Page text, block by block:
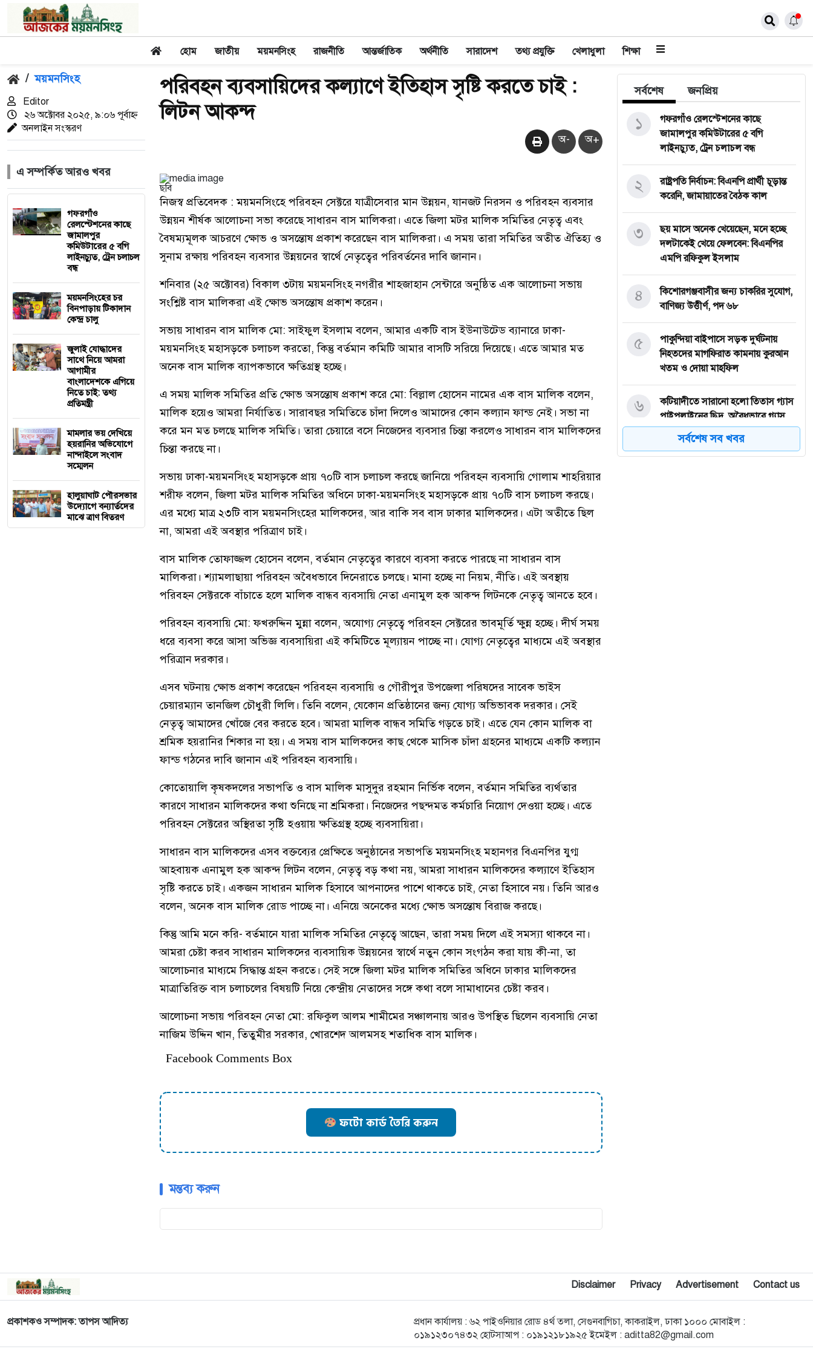
হোম জাতীয় ময়মনসিংহ রাজনীতি আন্তর্জাতিক অর্থনীতি সারাদেশ তথ্য প্রযুক্তি খেলাধুলা শিক্ষা
/ ময়মনসিংহ
Editor
২৬ অক্টোবর ২০২৫, ৯:০৬ পূর্বাহ্ন
অনলাইন সংস্করণ
এ সম্পর্কিত আরও খবর
গফরগাঁও
রেলস্টেশনের কাছে
জামালপুর
কমিউটারের ৫ বগি
লাইনচ্যুত, ট্রেন চলাচল
বন্ধ
ময়মনসিংহের চর
বিনপাড়ায় টিকাদান
কেন্দ্র চালু
জুলাই যোদ্ধাদের
সাথে নিয়ে আমরা
আগামীর
বাংলাদেশকে এগিয়ে
নিতে চাই: তথ্য
প্রতিমন্ত্রী
মামলার ভয় দেখিয়ে
হয়রানির অভিযোগে
নান্দাইলে সংবাদ
সম্মেলন
হালুয়াঘাট পৌরসভার
উদ্যোগে বন্যার্তদের
মাঝে ত্রাণ বিতরণ
পরিবহন ব্যবসায়িদের কল্যাণে ইতিহাস সৃষ্টি করতে চাই :
লিটন আকন্দ
অ- অ+
ছবি
নিজস্ব প্রতিবেদক : ময়মনসিংহে পরিবহন সেক্টরে যাত্রীসেবার মান উন্নয়ন, যানজট নিরসন ও পরিবহন ব্যবসার
উন্নয়ন শীর্ষক আলোচনা সভা করেছে সাধারন বাস মালিকরা। এতে জিলা মটর মালিক সমিতির নেতৃত্ব এবং
বৈষম্যমূলক আচরণে ক্ষোভ ও অসন্তোষ প্রকাশ করেছেন বাস মালিকরা। এ সময় তারা সমিতির অতীত ঐতিহ্য ও
সুনাম রক্ষায় পরিবহন ব্যবসার উন্নয়নের স্বার্থে নেতৃত্বের পরিবর্তনের দাবি জানান।
শনিবার (২৫ অক্টোবর) বিকাল ৩টায় ময়মনসিংহ নগরীর শাহজাহান সেন্টারে অনুষ্ঠিত এক আলোচনা সভায়
সংশ্লিষ্ট বাস মালিকরা এই ক্ষোভ অসন্তোষ প্রকাশ করেন।
সভায় সাধারন বাস মালিক মো: সাইফুল ইসলাম বলেন, আমার একটি বাস ইউনাউটেড ব্যানারে ঢাকা-
ময়মনসিংহ মহাসড়কে চলাচল করতো, কিন্তু বর্তমান কমিটি আমার বাসটি সরিয়ে দিয়েছে। এতে আমার মত
অনেক বাস মালিক ব্যাপকভাবে ক্ষতিগ্রস্থ হচ্ছে।
এ সময় মালিক সমিতির প্রতি ক্ষোভ অসন্তোষ প্রকাশ করে মো: বিল্লাল হোসেন নামের এক বাস মালিক বলেন,
মালিক হয়েও আমরা নির্যাতিত। সারাবছর সমিতিতে চাঁদা দিলেও আমাদের কোন কল্যান ফান্ড নেই। সভা না
করে মন মত চলছে মালিক সমিতি। তারা চেয়ারে বসে নিজেদের ব্যবসার চিন্তা করলেও সাধারন বাস মালিকদের
চিন্তা করছে না।
সভায় ঢাকা-ময়মনসিংহ মহাসড়কে প্রায় ৭০টি বাস চলাচল করছে জানিয়ে পরিবহন ব্যবসায়ি গোলাম শাহরিয়ার
শরীফ বলেন, জিলা মটর মালিক সমিতির অধিনে ঢাকা-ময়মনসিংহ মহাসড়কে প্রায় ৭০টি বাস চলাচল করছে।
এর মধ্যে মাত্র ২৩টি বাস ময়মনসিংহের মালিকদের, আর বাকি সব বাস ঢাকার মালিকদের। এটা অতীতে ছিল
না, আমরা এই অবস্থার পরিত্রাণ চাই।
বাস মালিক তোফাজ্জল হোসেন বলেন, বর্তমান নেতৃত্বের কারণে ব্যবসা করতে পারছে না সাধারন বাস
মালিকরা। শ্যামলাছায়া পরিবহন অবৈধভাবে দিনেরাতে চলছে। মানা হচ্ছে না নিয়ম, নীতি। এই অবস্থায়
পরিবহন সেক্টরকে বাঁচাতে হলে মালিক বান্ধব ব্যবসায়ি নেতা এনামুল হক আকন্দ লিটনকে নেতৃত্ব আনতে হবে।
পরিবহন ব্যবসায়ি মো: ফখরুদ্দিন মুন্না বলেন, অযোগ্য নেতৃত্বে পরিবহন সেক্টরের ভাবমূর্তি ক্ষুন্ন হচ্ছে। দীর্ঘ সময়
ধরে ব্যবসা করে আসা অভিজ্ঞ ব্যবসায়িরা এই কমিটিতে মূল্যায়ন পাচ্ছে না। যোগ্য নেতৃত্বের মাধ্যমে এই অবস্থার
পরিত্রান দরকার।
এসব ঘটনায় ক্ষোভ প্রকাশ করেছেন পরিবহন ব্যবসায়ি ও গৌরীপুর উপজেলা পরিষদের সাবেক ভাইস
চেয়ারম্যান তানজিল চৌধুরী লিলি। তিনি বলেন, যেকোন প্রতিষ্ঠানের জন্য যোগ্য অভিভাবক দরকার। সেই
নেতৃত্ব আমাদের খোঁজে বের করতে হবে। আমরা মালিক বান্ধব সমিতি গড়তে চাই। এতে যেন কোন মালিক বা
শ্রমিক হয়রানির শিকার না হয়। এ সময় বাস মালিকদের কাছ থেকে মাসিক চাঁদা গ্রহনের মাধ্যমে একটি কল্যান
ফান্ড গঠনের দাবি জানান এই পরিবহন ব্যবসায়ি।
কোতোয়ালি কৃষকদলের সভাপতি ও বাস মালিক মাসুদুর রহমান নির্ভিক বলেন, বর্তমান সমিতির ব্যর্থতার
কারণে সাধারন মালিকদের কথা শুনিছে না শ্রমিকরা। নিজেদের পছন্দমত কর্মচারি নিয়োগ দেওয়া হচ্ছে। এতে
পরিবহন সেক্টরের অস্থিরতা সৃষ্টি হওয়ায় ক্ষতিগ্রস্থ হচ্ছে ব্যবসায়িরা।
সাধারন বাস মালিকদের এসব বক্তব্যের প্রেক্ষিতে অনুষ্ঠানের সভাপতি ময়মনসিংহ মহানগর বিএনপির যুগ্ম
আহবায়ক এনামুল হক আকন্দ লিটন বলেন, নেতৃত্ব বড় কথা নয়, আমরা সাধারন মালিকদের কল্যাণে ইতিহাস
সৃষ্টি করতে চাই। একজন সাধারন মালিক হিসাবে আপনাদের পাশে থাকতে চাই, নেতা হিসাবে নয়। তিনি আরও
বলেন, অনেক বাস মালিক রোড পাচ্ছে না। এনিয়ে অনেকের মধ্যে ক্ষোভ অসন্তোষ বিরাজ করছে।
কিন্তু আমি মনে করি- বর্তমানে যারা মালিক সমিতির নেতৃত্বে আছেন, তারা সময় দিলে এই সমস্যা থাকবে না।
আমরা চেষ্টা করব সাধারন মালিকদের ব্যবসায়িক উন্নয়নের স্বার্থে নতুন কোন সংগঠন করা যায় কী-না, তা
আলোচনার মাধ্যমে সিদ্ধান্ত গ্রহন করতে। সেই সঙ্গে জিলা মটর মালিক সমিতির অধিনে ঢাকার মালিকদের
মাত্রাতিরিক্ত বাস চলাচলের বিষয়টি নিয়ে কেন্দ্রীয় নেতাদের সঙ্গে কথা বলে সামাধানের চেষ্টা করব।
আলোচনা সভায় পরিবহন নেতা মো: রফিকুল আলম শামীমের সঞ্চালনায় আরও উপস্থিত ছিলেন ব্যবসায়ি নেতা
নাজিম উদ্দিন খান, তিতুমীর সরকার, খোরশেদ আলমসহ শতাধিক বাস মালিক।
Facebook Comments Box
ফটো কার্ড তৈরি করুন
মন্তব্য করুন
সর্বশেষ জনপ্রিয়
গফরগাঁও রেলস্টেশনের কাছে
জামালপুর কমিউটারের ৫ বগি
লাইনচ্যুত, ট্রেন চলাচল বন্ধ
১
রাষ্ট্রপতি নির্বাচন: বিএনপি প্রার্থী চূড়ান্ত
করেনি, জামায়াতের বৈঠক কাল
২
ছয় মাসে অনেক খেয়েছেন, মনে হচ্ছে
দলটাকেই খেয়ে ফেলবেন: বিএনপির
এমপি রফিকুল ইসলাম
৩
কিশোরগঞ্জবাসীর জন্য চাকরির সুযোগ,
বাণিজ্য উত্তীর্ণ, পদ ৬৮
৪
পাকুন্দিয়া বাইপাসে সড়ক দুর্ঘটনায়
নিহতদের মাগফিরাত কামনায় কুরআন
খতম ও দোয়া মাহফিল
৫
কটিয়াদীতে সারানো হলো তিতাস গ্যাস
পাইপলাইনের ছিদ্র, অবৈধভাবে গ্যাস
লাইন ছিদ্র করা মামলায় গ্রেপ্তার ২
৬
সর্বশেষ সব খবর
Disclaimer Privacy Advertisement Contact us
প্রকাশকও সম্পাদক: তাপস আদিত্য
প্রধান কার্যালয় : ৬২ পাইওনিয়ার রোড ৪র্থ তলা, সেগুনবাগিচা, কাকরাইল, ঢাকা ১০০০ মোবাইল :
০১৯১২৩০৭৪৩২ হোটসাআপ : ০১৯১২১৮১৯২৫ ইমেইল : aditta82@gmail.com